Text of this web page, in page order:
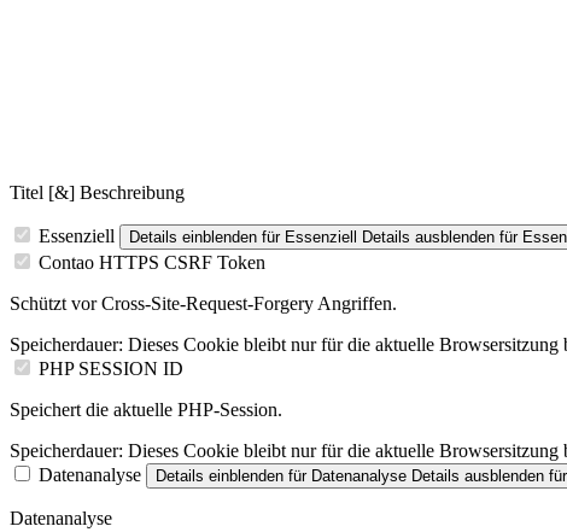
Titel [&] Beschreibung
Essenziell Details einblenden für Essenziell Details ausblenden für
Contao HTTPS CSRF Token
Schützt vor Cross-Site-Request-Forgery Angriffen.
Speicherdauer: Dieses Cookie bleibt nur für die aktuelle Browsersitzung
PHP SESSION ID
Speichert die aktuelle PHP-Session.
Speicherdauer: Dieses Cookie bleibt nur für die aktuelle Browsersitzung
Datenanalyse
Details einblenden für Datenanalyse Details ausblenden
Datenanalyse